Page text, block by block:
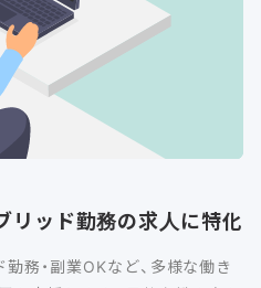
リッド勤務の求人に特化
務・副業OKなど、多様な働き